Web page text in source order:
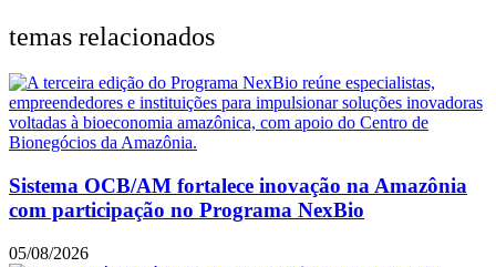
temas relacionados
Sistema OCB/AM fortalece inovação na Amazônia
com participação no Programa NexBio
05/08/2026